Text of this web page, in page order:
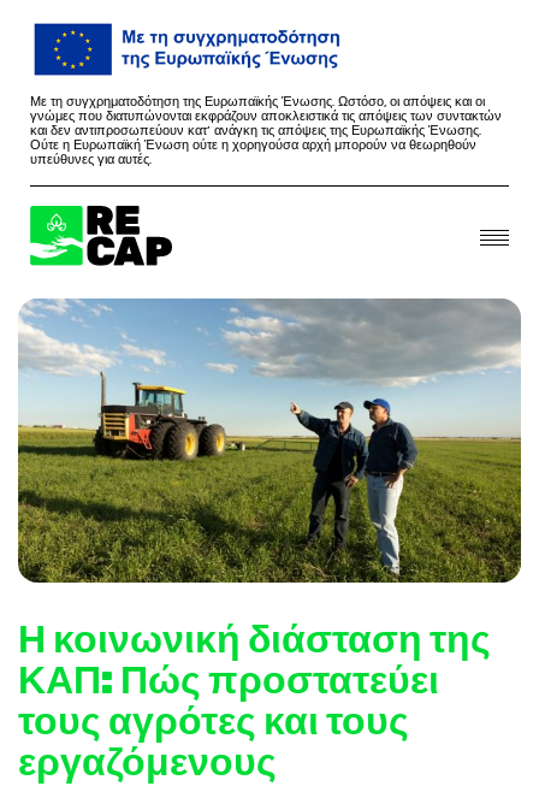
Με τη συγχρηματοδότηση της Ευρωπαϊκής Ένωσης. Ωστόσο, οι απόψεις και οι
γνώμες που διατυπώνονται εκφράζουν αποκλειστικά τις απόψεις των συντακτών
και δεν αντιπροσωπεύουν κατ’ ανάγκη τις απόψεις της Ευρωπαϊκής Ένωσης.
Ούτε η Ευρωπαϊκή Ένωση ούτε η χορηγούσα αρχή μπορούν να θεωρηθούν
υπεύθυνες για αυτές.
Η κοινωνική διάσταση της
ΚΑΠ: Πώς προστατεύει
τους αγρότες και τους
εργαζόμενους